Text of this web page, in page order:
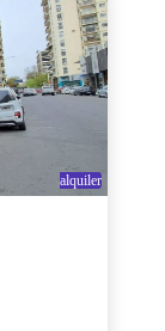
alquiler